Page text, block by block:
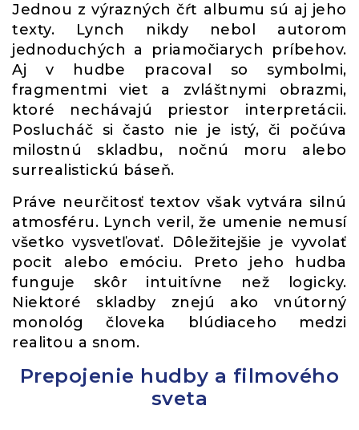
Jednou z výrazných čŕt albumu sú aj jeho
texty. Lynch nikdy nebol autorom
jednoduchých a priamočiarych príbehov.
Aj v hudbe pracoval so symbolmi,
fragmentmi viet a zvláštnymi obrazmi,
ktoré nechávajú priestor interpretácii.
Poslucháč si často nie je istý, či počúva
milostnú skladbu, nočnú moru alebo
surrealistickú báseň.
Práve neurčitosť textov však vytvára silnú
atmosféru. Lynch veril, že umenie nemusí
všetko vysvetľovať. Dôležitejšie je vyvolať
pocit alebo emóciu. Preto jeho hudba
funguje skôr intuitívne než logicky.
Niektoré skladby znejú ako vnútorný
monológ človeka blúdiaceho medzi
realitou a snom.
Prepojenie hudby a filmového
sveta